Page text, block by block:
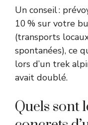
Un conseil :
10 % sur votre
(transports
spontanées), ce
lors d’un trek
avait doublé.
Quels sont